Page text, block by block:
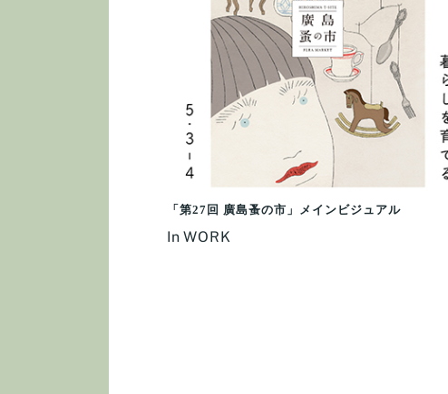
「第27回 廣島蚤の市」メインビジュアル
In WORK